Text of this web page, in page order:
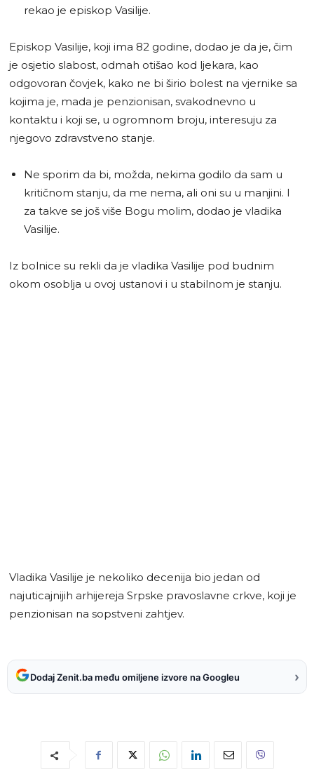
rekao je episkop Vasilije.
Episkop Vasilije, koji ima 82 godine, dodao je da je, čim
je osjetio slabost, odmah otišao kod ljekara, kao
odgovoran čovjek, kako ne bi širio bolest na vjernike sa
kojima je, mada je penzionisan, svakodnevno u
kontaktu i koji se, u ogromnom broju, interesuju za
njegovo zdravstveno stanje.
Ne sporim da bi, možda, nekima godilo da sam u
kritičnom stanju, da me nema, ali oni su u manjini. I
za takve se još više Bogu molim, dodao je vladika
Vasilije.
Iz bolnice su rekli da je vladika Vasilije pod budnim
okom osoblja u ovoj ustanovi i u stabilnom je stanju.
Vladika Vasilije je nekoliko decenija bio jedan od
najuticajnijih arhijereja Srpske pravoslavne crkve, koji je
penzionisan na sopstveni zahtjev.
Dodaj Zenit.ba među omiljene izvore na Googleu ›